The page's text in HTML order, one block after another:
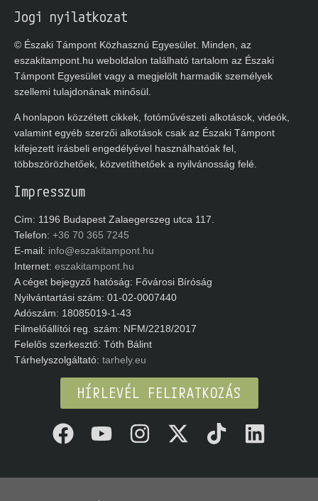
kérdéseiről szóló 350/2011. (XII. 30.) kormány
rendelet” alapján elkészítendő éves beszámolóit valamint
egyéb nyilvános dokumentumait.
Jogi nyilatkozat
eszakitampont.hu weboldalon található tartalom az Északi
Támpont Egyesület vagy a megjelölt harmadik személyek
szellemi tulajdonának minősül.
valamint egyéb szerzői alkotások csak az Északi Támpont
kifejezett írásbeli engedélyével használhatóak fel,
többszörözhetőek, közvetíthetőek a nyilvánosság felé.
Impresszum
Cím: 1196 Budapest Zalaegerszeg utca 117.
Telefon:+36 70 365 7245
E-mail:info@eszakitampont.hu
Internet:eszakitampont.hu
A céget bejegyző hatóság: Fővárosi Bíróság
Nyilvántartási szám: 01-02-0007440
Adószám: 18085019-1-43
Filmelőállítói reg. szám: NFM/2218/2017
Felelős szerkesztő: Tóth Bálint
Tárhelyszolgáltató:tarhely.eu